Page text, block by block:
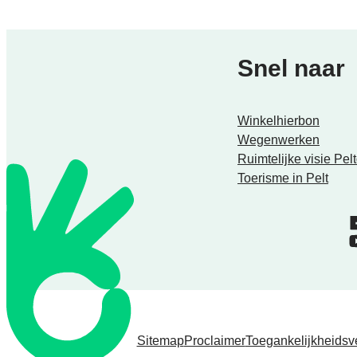
Snel naar
Winkelhierbon
Wegenwerken
Ruimtelijke visie
Toerisme in Pelt
SitemapProclaimer